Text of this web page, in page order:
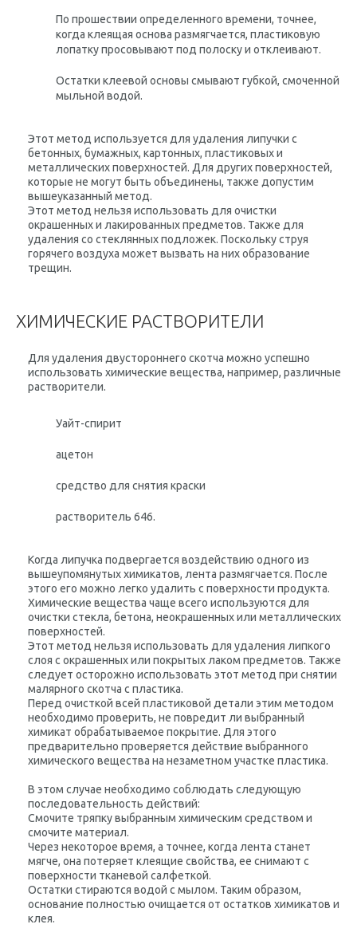
По прошествии определенного времени, точнее,
когда клеящая основа размягчается, пластиковую
лопатку просовывают под полоску и отклеивают.
Остатки клеевой основы смывают губкой, смоченной
мыльной водой.
Этот метод используется для удаления липучки с
бетонных, бумажных, картонных, пластиковых и
металлических поверхностей. Для других поверхностей,
которые не могут быть объединены, также допустим
вышеуказанный метод.
Этот метод нельзя использовать для очистки
окрашенных и лакированных предметов. Также для
удаления со стеклянных подложек. Поскольку струя
горячего воздуха может вызвать на них образование
трещин.
ХИМИЧЕСКИЕ РАСТВОРИТЕЛИ
Для удаления двустороннего скотча можно успешно
использовать химические вещества, например, различные
растворители.
Уайт-спирит
ацетон
средство для снятия краски
растворитель 646.
Когда липучка подвергается воздействию одного из
вышеупомянутых химикатов, лента размягчается. После
этого его можно легко удалить с поверхности продукта.
Химические вещества чаще всего используются для
очистки стекла, бетона, неокрашенных или металлических
поверхностей.
Этот метод нельзя использовать для удаления липкого
слоя с окрашенных или покрытых лаком предметов. Также
следует осторожно использовать этот метод при снятии
малярного скотча с пластика.
Перед очисткой всей пластиковой детали этим методом
необходимо проверить, не повредит ли выбранный
химикат обрабатываемое покрытие. Для этого
предварительно проверяется действие выбранного
химического вещества на незаметном участке пластика.
В этом случае необходимо соблюдать следующую
последовательность действий:
Смочите тряпку выбранным химическим средством и
смочите материал.
Через некоторое время, а точнее, когда лента станет
мягче, она потеряет клеящие свойства, ее снимают с
поверхности тканевой салфеткой.
Остатки стираются водой с мылом. Таким образом,
основание полностью очищается от остатков химикатов и
клея.